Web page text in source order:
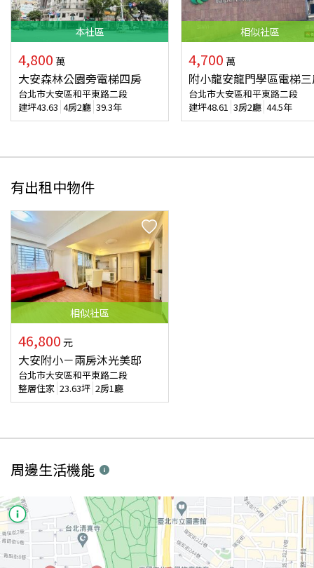
本社區
4,800 萬
大安森林公園旁電梯四房
台北市大安區和平東路二段
建坪43.63 4房2廳 39.3年
相似社區
4,700 萬
附小龍安龍門學區電梯
台北市大安區和平東路二段
建坪48.61 3房2廳 44.5年
有出租中物件
相似社區
46,800 元
大安附小－兩房沐光美邸
台北市大安區和平東路二段
整層住家 23.63坪 2房1廳
周邊生活機能